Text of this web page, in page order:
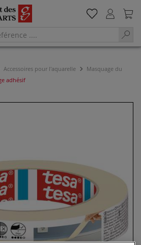
Accessoires pour l'aquarelle
Masquage du
adhésif